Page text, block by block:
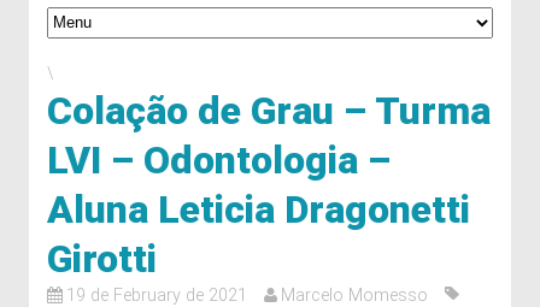
\
Colação de Grau – Turma
LVI – Odontologia –
Aluna Leticia Dragonetti
Girotti
19 de February de 2021
Marcelo Momesso